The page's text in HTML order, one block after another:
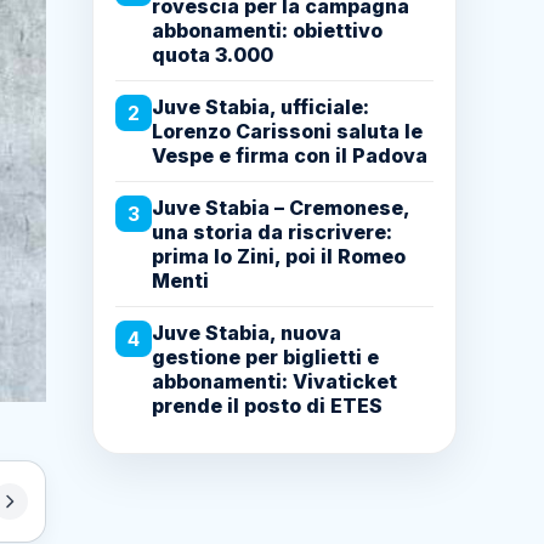
rovescia per la campagna
abbonamenti: obiettivo
quota 3.000
2 Juve Stabia, ufficiale:
Lorenzo Carissoni saluta le
Vespe e firma con il Padova
3 Juve Stabia – Cremonese,
una storia da riscrivere:
prima lo Zini, poi il Romeo
Menti
4 Juve Stabia, nuova
gestione per biglietti e
abbonamenti: Vivaticket
prende il posto di ETES